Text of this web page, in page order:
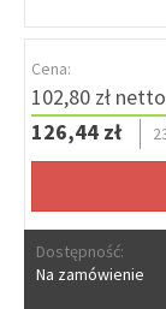
Cena:
102,80 zł netto
126,44 zł
Dostępność:
Na zamówienie